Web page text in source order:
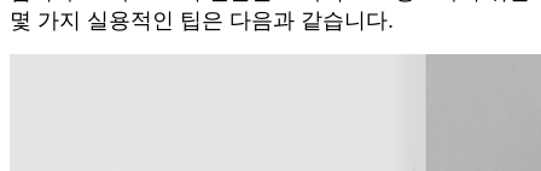
몇 가지 실용적인 팁은 다음과 같습니다.